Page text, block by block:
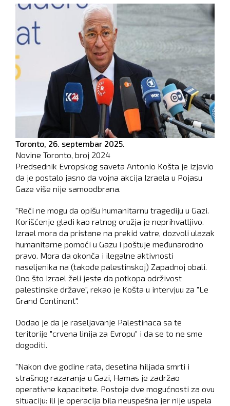
Toronto, 26. septembar 2025.
Novine Toronto, broj 2024
Predsednik Evropskog saveta Antonio Košta je izjavio
da je postalo jasno da vojna akcija Izraela u Pojasu
Gaze više nije samoodbrana.
"Reči ne mogu da opišu humanitarnu tragediju u Gazi.
Korišćenje gladi kao ratnog oružja je neprihvatljivo.
Izrael mora da pristane na prekid vatre, dozvoli ulazak
humanitarne pomoći u Gazu i poštuje međunarodno
pravo. Mora da okonča i ilegalne aktivnosti
naseljenika na (takođe palestinskoj) Zapadnoj obali.
Ono što Izrael želi jeste da potkopa održivost
palestinske države", rekao je Košta u intervjuu za "Le
Grand Continent".
Dodao je da je raseljavanje Palestinaca sa te
teritorije "crvena linija za Evropu" i da se to ne sme
dogoditi.
"Nakon dve godine rata, desetina hiljada smrti i
strašnog razaranja u Gazi, Hamas je zadržao
operativne kapacitete. Postoje dve mogućnosti za ovu
situaciju: ili je operacija bila neuspešna jer nije uspela